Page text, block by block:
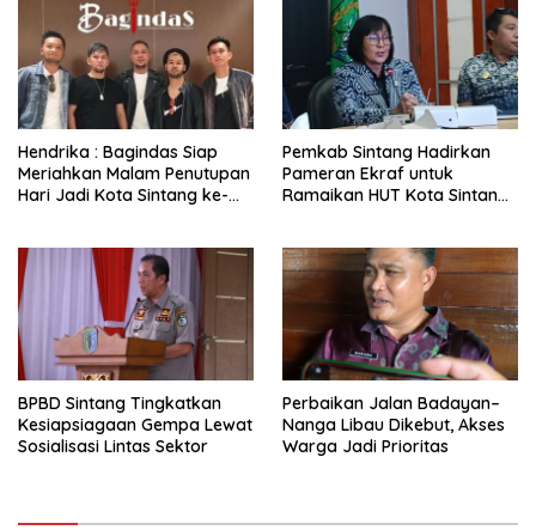
Hendrika : Bagindas Siap
Meriahkan Malam Penutupan
Hari Jadi Kota Sintang ke-
Pemkab Sintang Hadirkan
Pameran Ekraf untuk
Ramaikan HUT Kota Sintang
BPBD Sintang Tingkatkan
Kesiapsiagaan Gempa Lewat
Sosialisasi Lintas Sektor
Perbaikan Jalan Badayan–
Nanga Libau Dikebut, Akses
Warga Jadi Prioritas